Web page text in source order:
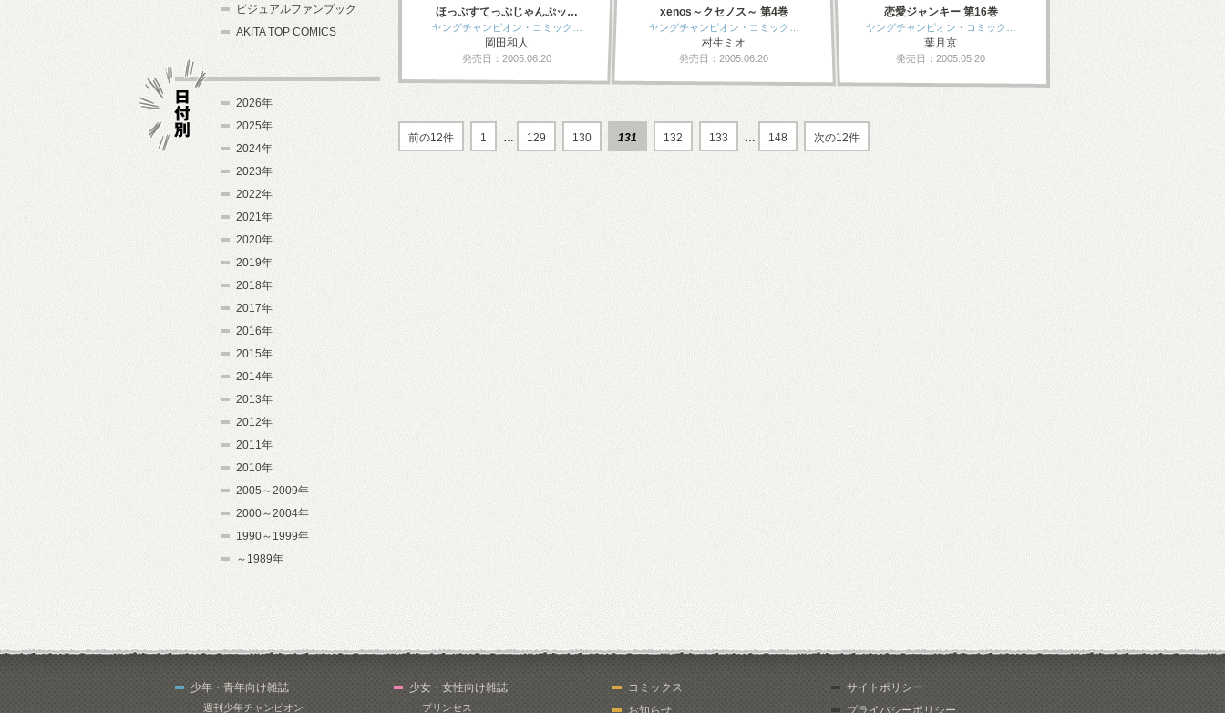
ほっぷすてっぷじゃんぷッ…
ヤングチャンピオン・コミック…
岡田和人
発売日：2005.06.20
xenos～クセノス～ 第4巻
ヤングチャンピオン・コミック…
村生ミオ
発売日：2005.06.20
恋愛ジャンキー 第16巻
ヤングチャンピオン・コミック…
葉月京
発売日：2005.05.20
前の12件 1 … 129 130 131 132 133 … 148 次の12件
ビジュアルファンブック
AKITA TOP COMICS
2026年
2025年
2024年
2023年
2022年
2021年
2020年
2019年
2018年
2017年
2016年
2015年
2014年
2013年
2012年
2011年
2010年
2005～2009年
2000～2004年
1990～1999年
～1989年
少年・青年向け雑誌
週刊少年チャンピオン
少女・女性向け雑誌
プリンセス
コミックス
お知らせ
サイトポリシー
プライバシーポリシー